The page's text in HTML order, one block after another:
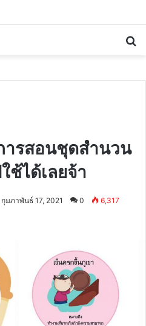
ารสอนชุดสำนวน
ช้ได้เลยจ้า
กุมภาพันธ์ 17, 2021 0 6,317